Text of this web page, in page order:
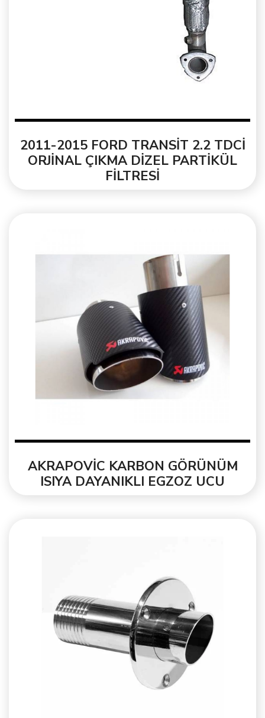
2011-2015 FORD TRANSİT 2.2 TDCİ
ORJİNAL ÇIKMA DİZEL PARTİKÜL
FİLTRESİ
AKRAPOVİC KARBON GÖRÜNÜM
ISIYA DAYANIKLI EGZOZ UCU